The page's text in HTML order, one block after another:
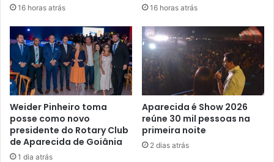
16 horas atrás 16 horas atrás
Weider Pinheiro toma
posse como novo
presidente do Rotary Club
de Aparecida de Goiânia
1 dia atrás
Aparecida é Show 2026
reúne 30 mil pessoas na
primeira noite
2 dias atrás